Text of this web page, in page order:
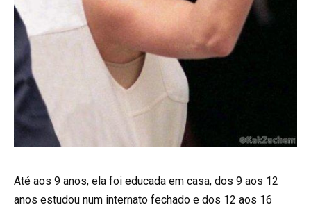
Até aos 9 anos, ela foi educada em casa, dos 9 aos 12
anos estudou num internato fechado e dos 12 aos 16